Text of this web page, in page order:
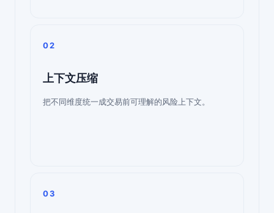
02
上下文压缩
把不同维度统一成交易前可理解的风险上下文。
03